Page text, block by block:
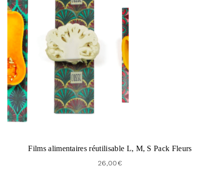
Films alimentaires réutilisable L, M, S Pack Fleurs
26,00€